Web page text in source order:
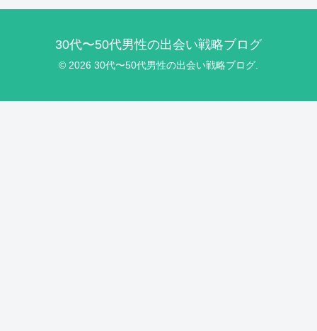
30代〜50代男性の出会い戦略ブログ
© 2026 30代〜50代男性の出会い戦略ブログ.